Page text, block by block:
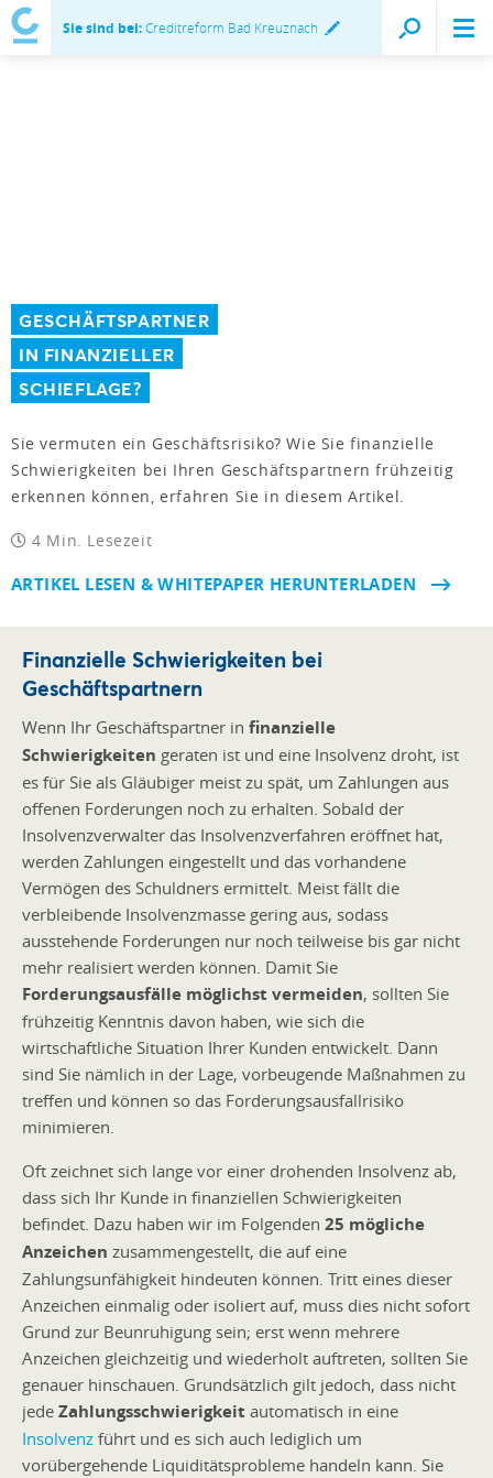
Sie sind bei:Creditreform Bad Kreuznach
GESCHÄFTSPARTNER
IN FINANZIELLER
SCHIEFLAGE?
Sie vermuten ein Geschäftsrisiko? Wie Sie finanzielle
Schwierigkeiten bei Ihren Geschäftspartnern frühzeitig
erkennen können, erfahren Sie in diesem Artikel.
4 Min. Lesezeit
ARTIKEL LESEN & WHITEPAPER HERUNTERLADEN
Finanzielle Schwierigkeiten bei
Geschäftspartnern
Wenn Ihr Geschäftspartner in finanzielle
Schwierigkeiten geraten ist und eine Insolvenz droht, ist
es für Sie als Gläubiger meist zu spät, um Zahlungen aus
offenen Forderungen noch zu erhalten. Sobald der
Insolvenzverwalter das Insolvenzverfahren eröffnet hat,
werden Zahlungen eingestellt und das vorhandene
Vermögen des Schuldners ermittelt. Meist fällt die
verbleibende Insolvenzmasse gering aus, sodass
ausstehende Forderungen nur noch teilweise bis gar nicht
mehr realisiert werden können. Damit Sie
Forderungsausfälle möglichst vermeiden, sollten Sie
frühzeitig Kenntnis davon haben, wie sich die
wirtschaftliche Situation Ihrer Kunden entwickelt. Dann
sind Sie nämlich in der Lage, vorbeugende Maßnahmen zu
treffen und können so das Forderungsausfallrisiko
minimieren.
Oft zeichnet sich lange vor einer drohenden Insolvenz ab,
dass sich Ihr Kunde in finanziellen Schwierigkeiten
befindet. Dazu haben wir im Folgenden 25 mögliche
Anzeichen zusammengestellt, die auf eine
Zahlungsunfähigkeit hindeuten können. Tritt eines dieser
Anzeichen einmalig oder isoliert auf, muss dies nicht sofort
Grund zur Beunruhigung sein; erst wenn mehrere
Anzeichen gleichzeitig und wiederholt auftreten, sollten Sie
genauer hinschauen. Grundsätzlich gilt jedoch, dass nicht
jede Zahlungsschwierigkeit automatisch in eine
Insolvenz führt und es sich auch lediglich um
vorübergehende Liquiditätsprobleme handeln kann. Sie